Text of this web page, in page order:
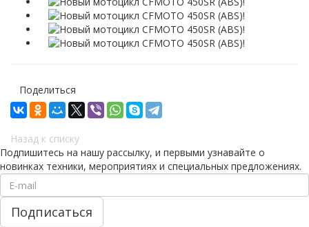
Поделиться
Назад к списку
Подпишитесь на нашу рассылку, и первыми узнавайте о
новинках техники, мероприятиях и специальных предложениях.